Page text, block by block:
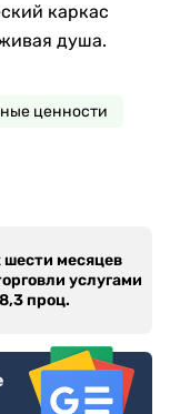
каркас
душа.
ценности
шести месяцев
услугами
проц.